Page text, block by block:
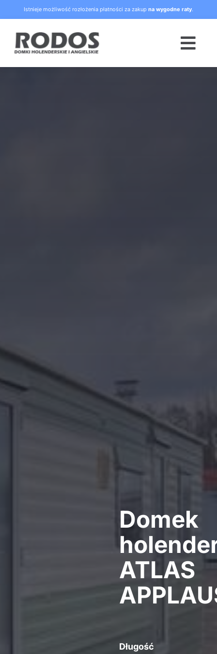
to
content
Istnieje możliwość rozłożenia płatności za zakup na wygodne raty.
Domek
ATLAS
Długość